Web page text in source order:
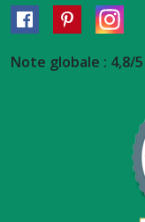
Note globale : 4,8/5